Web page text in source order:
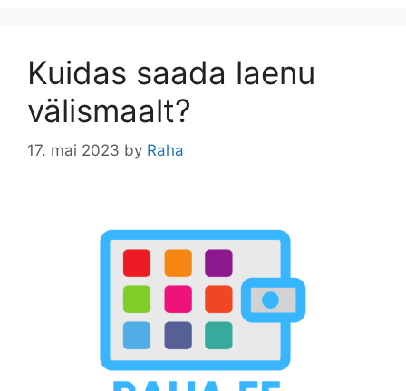
Kuidas saada laenu
välismaalt?
17. mai 2023 by Raha